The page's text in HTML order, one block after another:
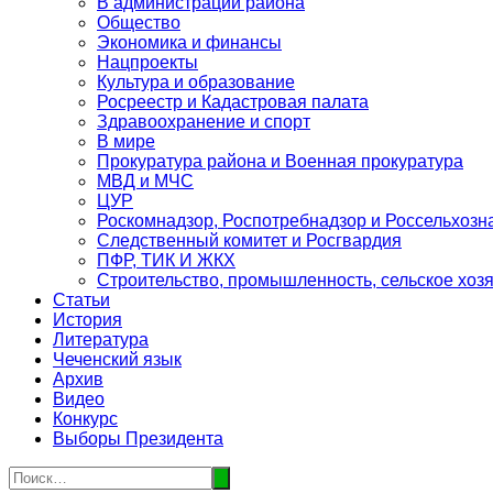
Общество
Экономика и финансы
Нацпроекты
Культура и образование
Росреестр и Кадастровая палата
Здравоохранение и спорт
В мире
Прокуратура района и Военная прокуратура
МВД и МЧС
ЦУР
Роскомнадзор, Роспотребнадзор и
Следственный комитет и Росгвардия
ПФР, ТИК И ЖКХ
Строительство, промышленность, сельское
Статьи
История
Литература
Чеченский язык
Архив
Видео
Конкурс
Выборы Президента